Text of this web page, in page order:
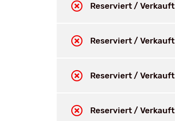
Reserviert / Verkauft
Reserviert / Verkauft
Reserviert / Verkauft
Reserviert / Verkauft